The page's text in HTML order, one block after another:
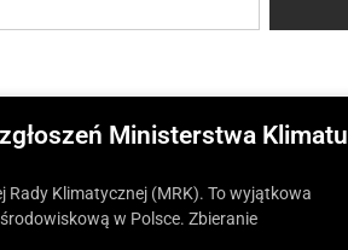
Ministerstwa Klimatu
Rady Klimatycznej (MRK). To wyjątkowa
w Polsce. Zbieranie